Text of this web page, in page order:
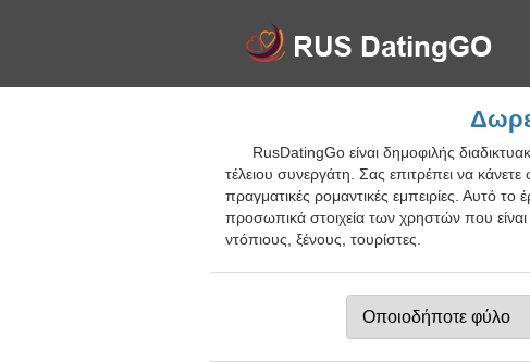
RusDatingGo είναι δημοφιλής
τέλειου συνεργάτη. Σας επιτρέπει να
πραγματικές ρομαντικές εμπειρίες. Αυτό
προσωπικά στοιχεία των χρηστών που
ντόπιους, ξένους, τουρίστες.